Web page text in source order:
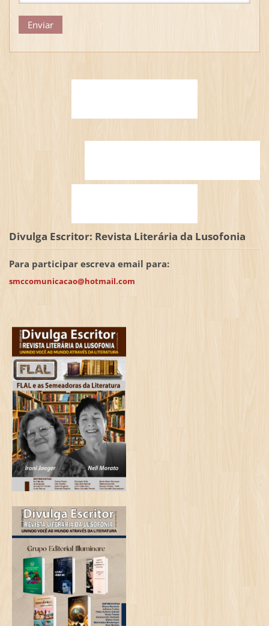
Divulga Escritor: Revista Literária da Lusofonia
Para participar escreva email para:
smccomunicacao@hotmail.com